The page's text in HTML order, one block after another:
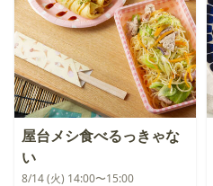
屋台メシ食べるっきゃな
い
8/14 (火) 14:00〜15:00